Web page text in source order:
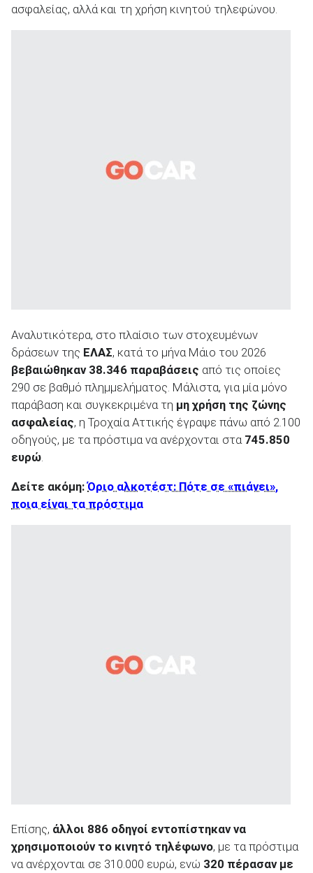
ασφαλείας, αλλά και τη χρήση κινητού τηλεφώνου.
Αναλυτικότερα, στο πλαίσιο των στοχευμένων
δράσεων της ΕΛΑΣ, κατά το μήνα Μάιο του 2026
βεβαιώθηκαν 38.346 παραβάσεις από τις οποίες
290 σε βαθμό πλημμελήματος. Μάλιστα, για μία μόνο
παράβαση και συγκεκριμένα τη μη χρήση της ζώνης
ασφαλείας, η Τροχαία Αττικής έγραψε πάνω από 2.100
οδηγούς, με τα πρόστιμα να ανέρχονται στα 745.850
ευρώ
Δείτε ακόμη: Όριο αλκοτέστ: Πότε σε «πιάνει»,
ποια είναι τα πρόστιμα
Επίσης, άλλοι 886 οδηγοί εντοπίστηκαν να
χρησιμοποιούν το κινητό τηλέφωνο, με τα πρόστιμα
να ανέρχονται σε 310.000 ευρώ, ενώ 320 πέρασαν με